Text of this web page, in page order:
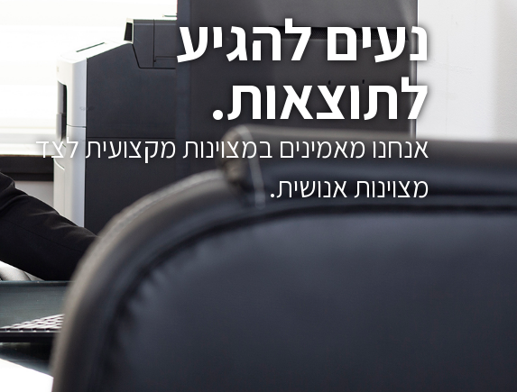
נעים להגיע
לתוצאות.
אנחנו מאמינים במצוינות מקצועית לצד
מצוינות אנושית.